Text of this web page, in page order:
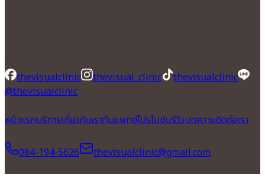
thevisualclinic
thevisual_clinic
thevisualclinic
@thevisualclinic
หน้าแรกบริการเกี่ยวกับเราทีมแพทย์โปรโมชันรีวิวบทความติดต่อเรา
084-194-5626
thevisualclinic@gmail.com